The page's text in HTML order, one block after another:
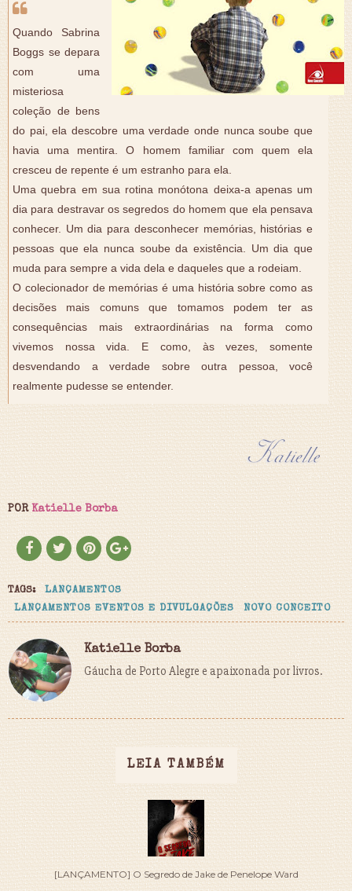
Quando Sabrina
Boggs se depara
com uma
misteriosa
coleção de bens
do pai, ela descobre uma verdade onde nunca soube que
havia uma mentira. O homem familiar com quem ela
cresceu de repente é um estranho para ela.
Uma quebra em sua rotina monótona deixa-a apenas um
dia para destravar os segredos do homem que ela pensava
conhecer. Um dia para desconhecer memórias, histórias e
pessoas que ela nunca soube da existência. Um dia que
muda para sempre a vida dela e daqueles que a rodeiam.
O colecionador de memórias é uma história sobre como as
decisões mais comuns que tomamos podem ter as
consequências mais extraordinárias na forma como
vivemos nossa vida. E como, às vezes, somente
desvendando a verdade sobre outra pessoa, você
realmente pudesse se entender.
PORKatielle Borba
TAGS:
LANÇAMENTOS
LANÇAMENTOS EVENTOS E DIVULGAÇÕES
NOVO CONCEITO
Katielle Borba
Gáucha de Porto Alegre e apaixonada por livros.
LEIA TAMBÉM
[LANÇAMENTO] O Segredo de Jake de Penelope Ward